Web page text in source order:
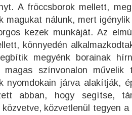
A fröccsborok mellett,
magukat nálunk, mert
kezek munkáját. Az
könnyedén
megyénk borainak
magas színvonalon
nyomdokain járva alakítják,
abban, hogy segítse,
közvetlenül tegyen